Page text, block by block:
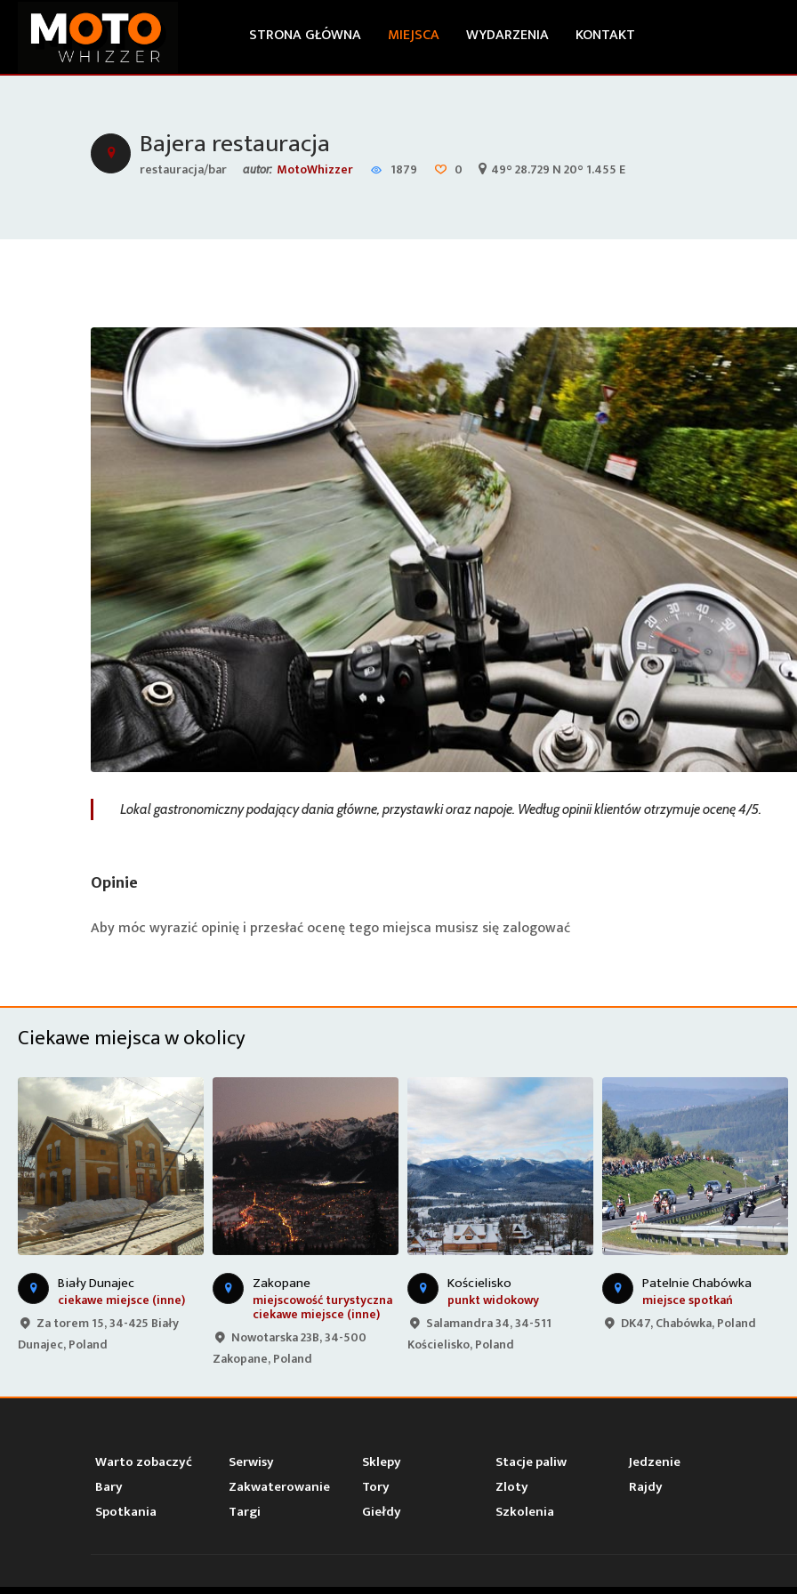
STRONA GŁÓWNA MIEJSCA WYDARZENIA KONTAKT
Bajera restauracja
restauracja/bar autor: MotoWhizzer 1879 0 49° 28.729 N 20° 1.455 E
Lokal gastronomiczny podający dania główne, przystawki oraz napoje. Według opinii klientów otrzymuje ocenę 4/5.
Opinie
Aby móc wyrazić opinię i przesłać ocenę tego miejsca musisz sięzalogować
Ciekawe miejsca w okolicy
Zakopane
miejscowość turystyczna
ciekawe miejsce (inne)
Nowotarska 23B, 34-500
Zakopane, Poland
Kościelisko
punkt widokowy
Salamandra 34, 34-511
Kościelisko, Poland
Patelnie Chabówka
miejsce spotkań
DK47, Chabówka, Poland
zakręty
Szczawa 348, 34-608
Warto zobaczyć Serwisy Sklepy Stacje paliw
Jedzenie
Bary
Zakwaterowanie Tory Zloty
Rajdy
Spotkania
Targi Giełdy Szkolenia